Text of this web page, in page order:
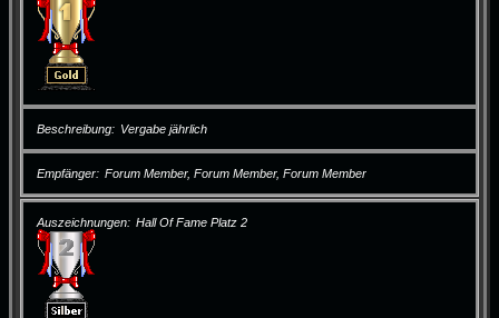
Beschreibung Vergabe jährlich
Empfänger Forum Member, Forum Member, Forum Member
Auszeichnungen Hall Of Fame Platz 2